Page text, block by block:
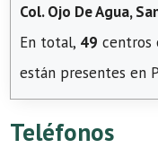
Col. Ojo De Agua,
En total, 49 centros
están presentes en
Teléfonos